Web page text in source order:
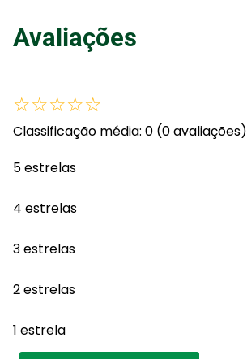
Avaliações
☆☆☆☆☆
Classificação média: 0 (0 avaliações)
5 estrelas
4 estrelas
3 estrelas
2 estrelas
1 estrela